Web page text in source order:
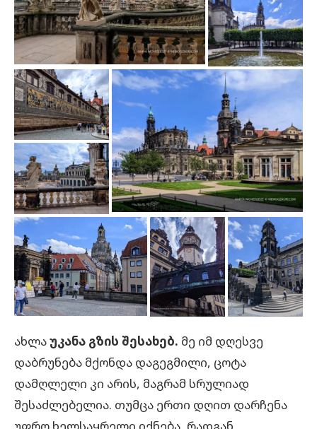
ახლაუკანა გზის შესახებ. მე იმ დღესვე
დაბრუნება მქონდა დაგეგმილი, ცოტა
დამღლელი კი არის, მაგრამ სრულიად
შესაძლებელია. თუმცა ერთი დღით დარჩენა
უფრო ხელსაყრელი იქნება, რადგან